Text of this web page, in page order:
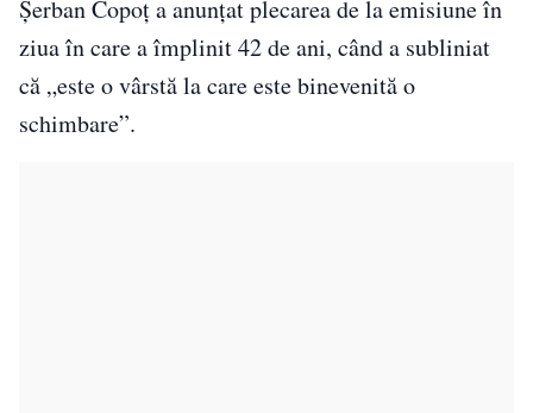
Șerban Copoț a anunțat plecarea de la emisiune în
ziua în care a împlinit 42 de ani, când a subliniat
că „este o vârstă la care este binevenită o
schimbare”.